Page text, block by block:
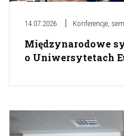
14.07.2026 Konferencje,
Międzynarodowe
o Uniwersytetach